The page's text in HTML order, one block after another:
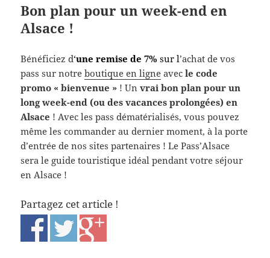
Bon plan pour un week-end en
Alsace !
Bénéficiez d‘une remise de 7% sur l’achat de vos
pass sur notreboutique en ligne avec le code
promo « bienvenue » ! Unvrai bon plan pour un
long week-end (ou des vacances prolongées) en
Alsace ! Avec les pass dématérialisés, vous pouvez
même les commander au dernier moment, à la porte
d’entrée de nos sites partenaires ! Le Pass’Alsace
sera le guide touristique idéal pendant votre séjour
en Alsace !
Partagez cet article !